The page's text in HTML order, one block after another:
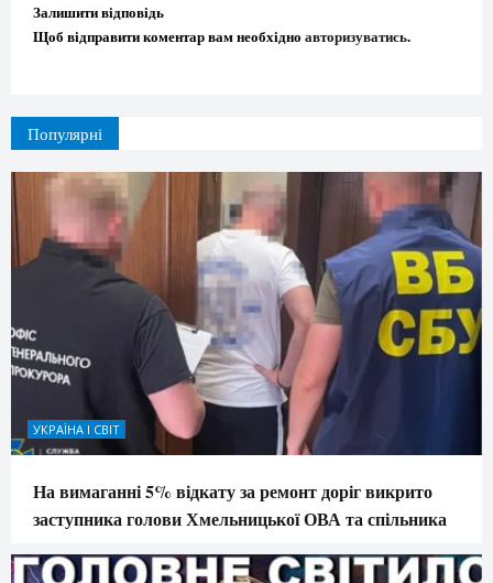
Залишити відповідь
Щоб відправити коментар вам необхідно авторизуватись.
Популярні
УКРАЇНА І СВІТ
На вимаганні 5% відкату за ремонт доріг викрито
заступника голови Хмельницької ОВА та спільника